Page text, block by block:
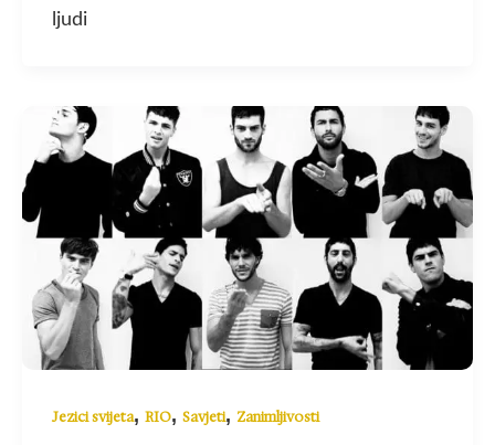
ljudi
Jezici svijeta, RIO, Savjeti, Zanimljivosti